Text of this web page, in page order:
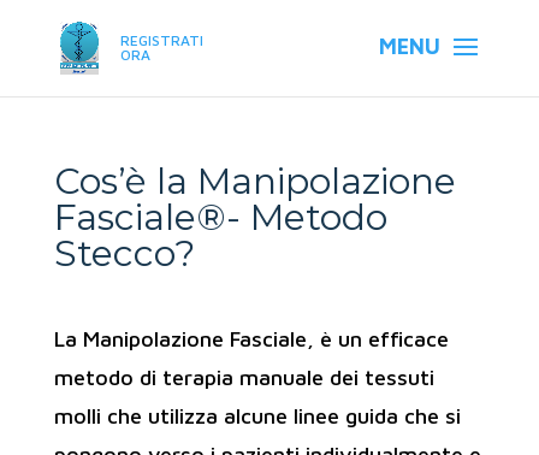
REGISTRATI
ORA
Cos’è la Manipolazione
Fasciale®- Metodo
Stecco?
La Manipolazione Fasciale, è un efficace
metodo di terapia manuale dei tessuti
molli che utilizza alcune linee guida che si